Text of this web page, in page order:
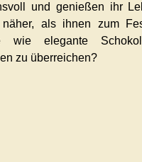
und genießen ihr
näher, als ihnen zum
wie elegante
zu überreichen?